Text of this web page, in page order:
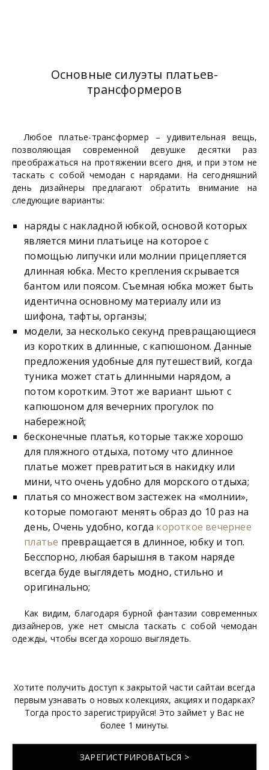
Основные силуэты платьев-
трансформеров
Любое платье-трансформер – удивительная вещь,
позволяющая современной девушке десятки раз
преображаться на протяжении всего дня, и при этом не
таскать с собой чемодан с нарядами. На сегодняшний
день дизайнеры предлагают обратить внимание на
следующие варианты:
наряды с накладной юбкой, основой которых
является мини платьице на которое с
помощью липучки или молнии прицепляется
длинная юбка. Место крепления скрывается
бантом или поясом. Съемная юбка может быть
идентична основному материалу или из
шифона, тафты, органзы;
модели, за несколько секунд превращающиеся
из коротких в длинные, с капюшоном. Данные
предложения удобные для путешествий, когда
туника может стать длинными нарядом, а
потом коротким. Этот же вариант шьют с
капюшоном для вечерних прогулок по
набережной;
бесконечные платья, которые также хорошо
для пляжного отдыха, потому что длинное
платье может превратиться в накидку или
мини, что очень удобно для морского отдыха;
платья со множеством застежек на «молнии»,
которые помогают менять образ до 10 раз на
день, Очень удобно, когда короткое вечернее
платье превращается в длинное, юбку и топ.
Бесспорно, любая барышня в таком наряде
всегда буде выглядеть модно, стильно и
оригинально;
Как видим, благодаря бурной фантазии современных
дизайнеров, уже нет смысла таскать с собой чемодан
одежды, чтобы всегда хорошо выглядеть.
Хотите получить доступ к закрытой части сайтаи всегда
первым узнавать о новых колекциях, акциях и подарках?
Тогда просто зарегистрируйся! Это займет у Вас не
более 1 минуты.
ЗАРЕГИСТРИРОВАТЬСЯ >